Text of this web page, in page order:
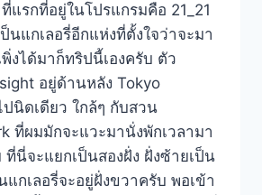
แรกที่อยู่ในโปรแกรมคือ 21_21
นแกเลอรี่อีกแห่งที่ตั้งใจว่าจะมา
งได้มาก็ทริปนี้เองครับ ตัว
อยู่ด้านหลัง Tokyo
นิดเดียว ใกล้ๆ กับสวน
ที่ผมมักจะแวะมานั่งพักเวลามา
ที่นี่จะแยกเป็นสองฝั่ง ฝั่งซ้ายเป็น
กเลอรี่จะอยู่ฝั่งขวาครับ พอเข้า